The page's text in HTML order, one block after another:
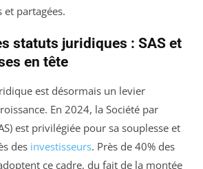
partagées.
statuts juridiques : SAS et
en tête
est désormais un levier
En 2024, la Société par
est privilégiée pour sa souplesse et
des investisseurs. Près de 40% des
ce cadre, du fait de la montée